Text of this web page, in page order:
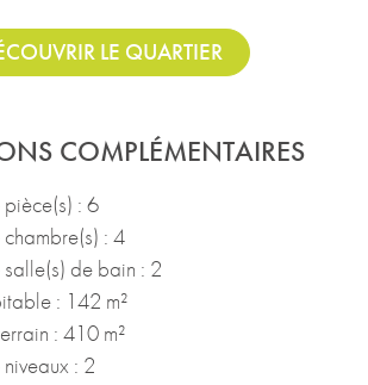
LE QUARTIER
COMPLÉMENTAIRES
: 6
: 4
de bain : 2
: 142 m²
: 410 m²
: 2